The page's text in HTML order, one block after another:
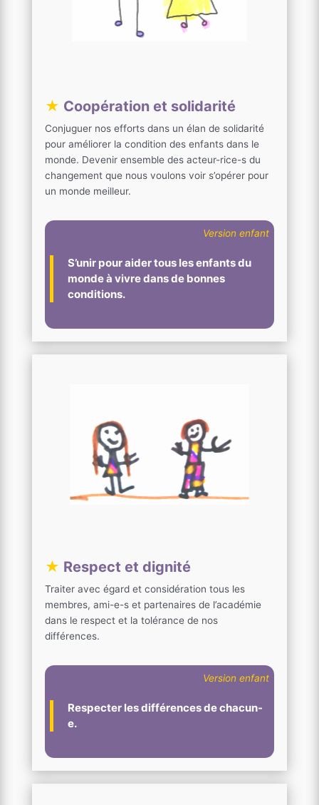
★ Coopération et solidarité
Conjuguer nos efforts dans un élan de solidarité
pour améliorer la condition des enfants dans le
monde. Devenir ensemble des acteur-rice-s du
changement que nous voulons voir s’opérer pour
un monde meilleur.
Version enfant
S’unir pour aider tous les enfants du
monde à vivre dans de bonnes
conditions.
★ Respect et dignité
Traiter avec égard et considération tous les
membres, ami-e-s et partenaires de l’académie
dans le respect et la tolérance de nos
différences.
Version enfant
Respecter les différences de chacun-
e.